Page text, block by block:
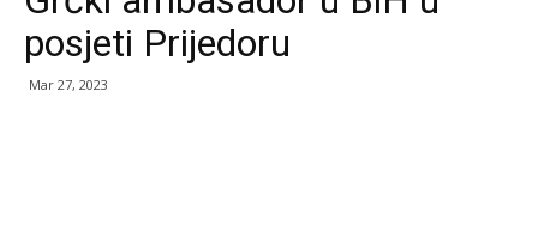
posjeti Prijedoru
Mar 27, 2023